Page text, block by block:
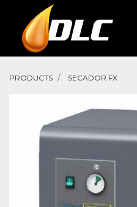
PRODUCTS SECADOR FX